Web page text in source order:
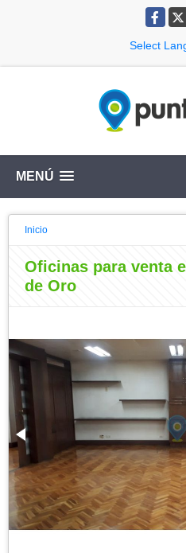
X
Select
MENÚ
Inicio
Oficinas para venta
de Oro